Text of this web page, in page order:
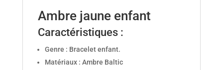
Ambre jaune enfant
Caractéristiques :
Genre : Bracelet enfant.
Matériaux : Ambre Baltic